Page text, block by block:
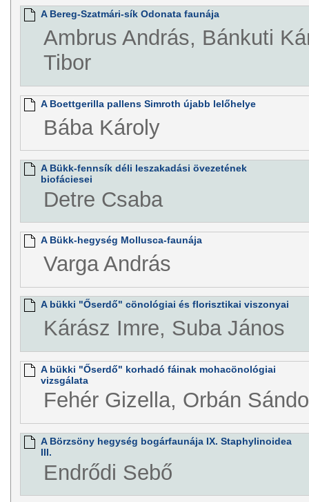
A Bereg-Szatmári-sík Odonata faunája
Ambrus András, Bánkuti
Tibor
A Boettgerilla pallens Simroth újabb lelőhelye
Bába Károly
A Bükk-fennsík déli leszakadási övezetének
biofáciesei
Detre Csaba
A Bükk-hegység Mollusca-faunája
Varga András
A bükki "Őserdő" cönológiai és florisztikai viszonyai
Kárász Imre, Suba János
A bükki "Őserdő" korhadó fáinak mohacönológiai
vizsgálata
Fehér Gizella, Orbán
A Börzsöny hegység bogárfaunája IX. Staphylinoidea
III.
Endrődi Sebő